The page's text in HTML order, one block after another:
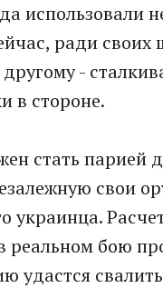
использовали
ради своих
-
в стороне.
стать парией
свои
украинца.
реальном бою
удастся